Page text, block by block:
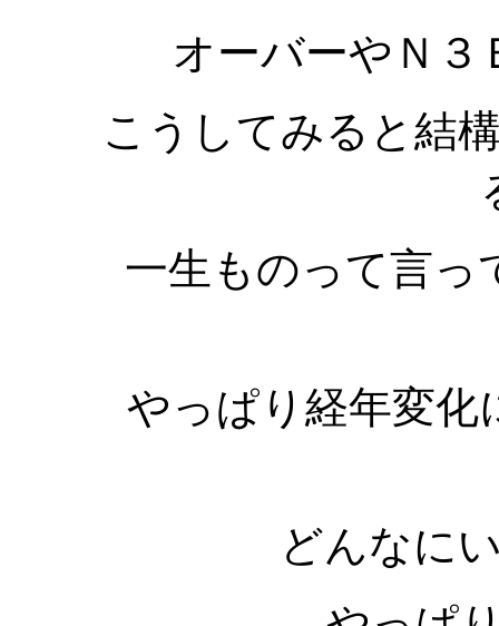
オーバーやＮ３
こうしてみると結
一生ものって言っ
やっぱり経年変化
どんなに